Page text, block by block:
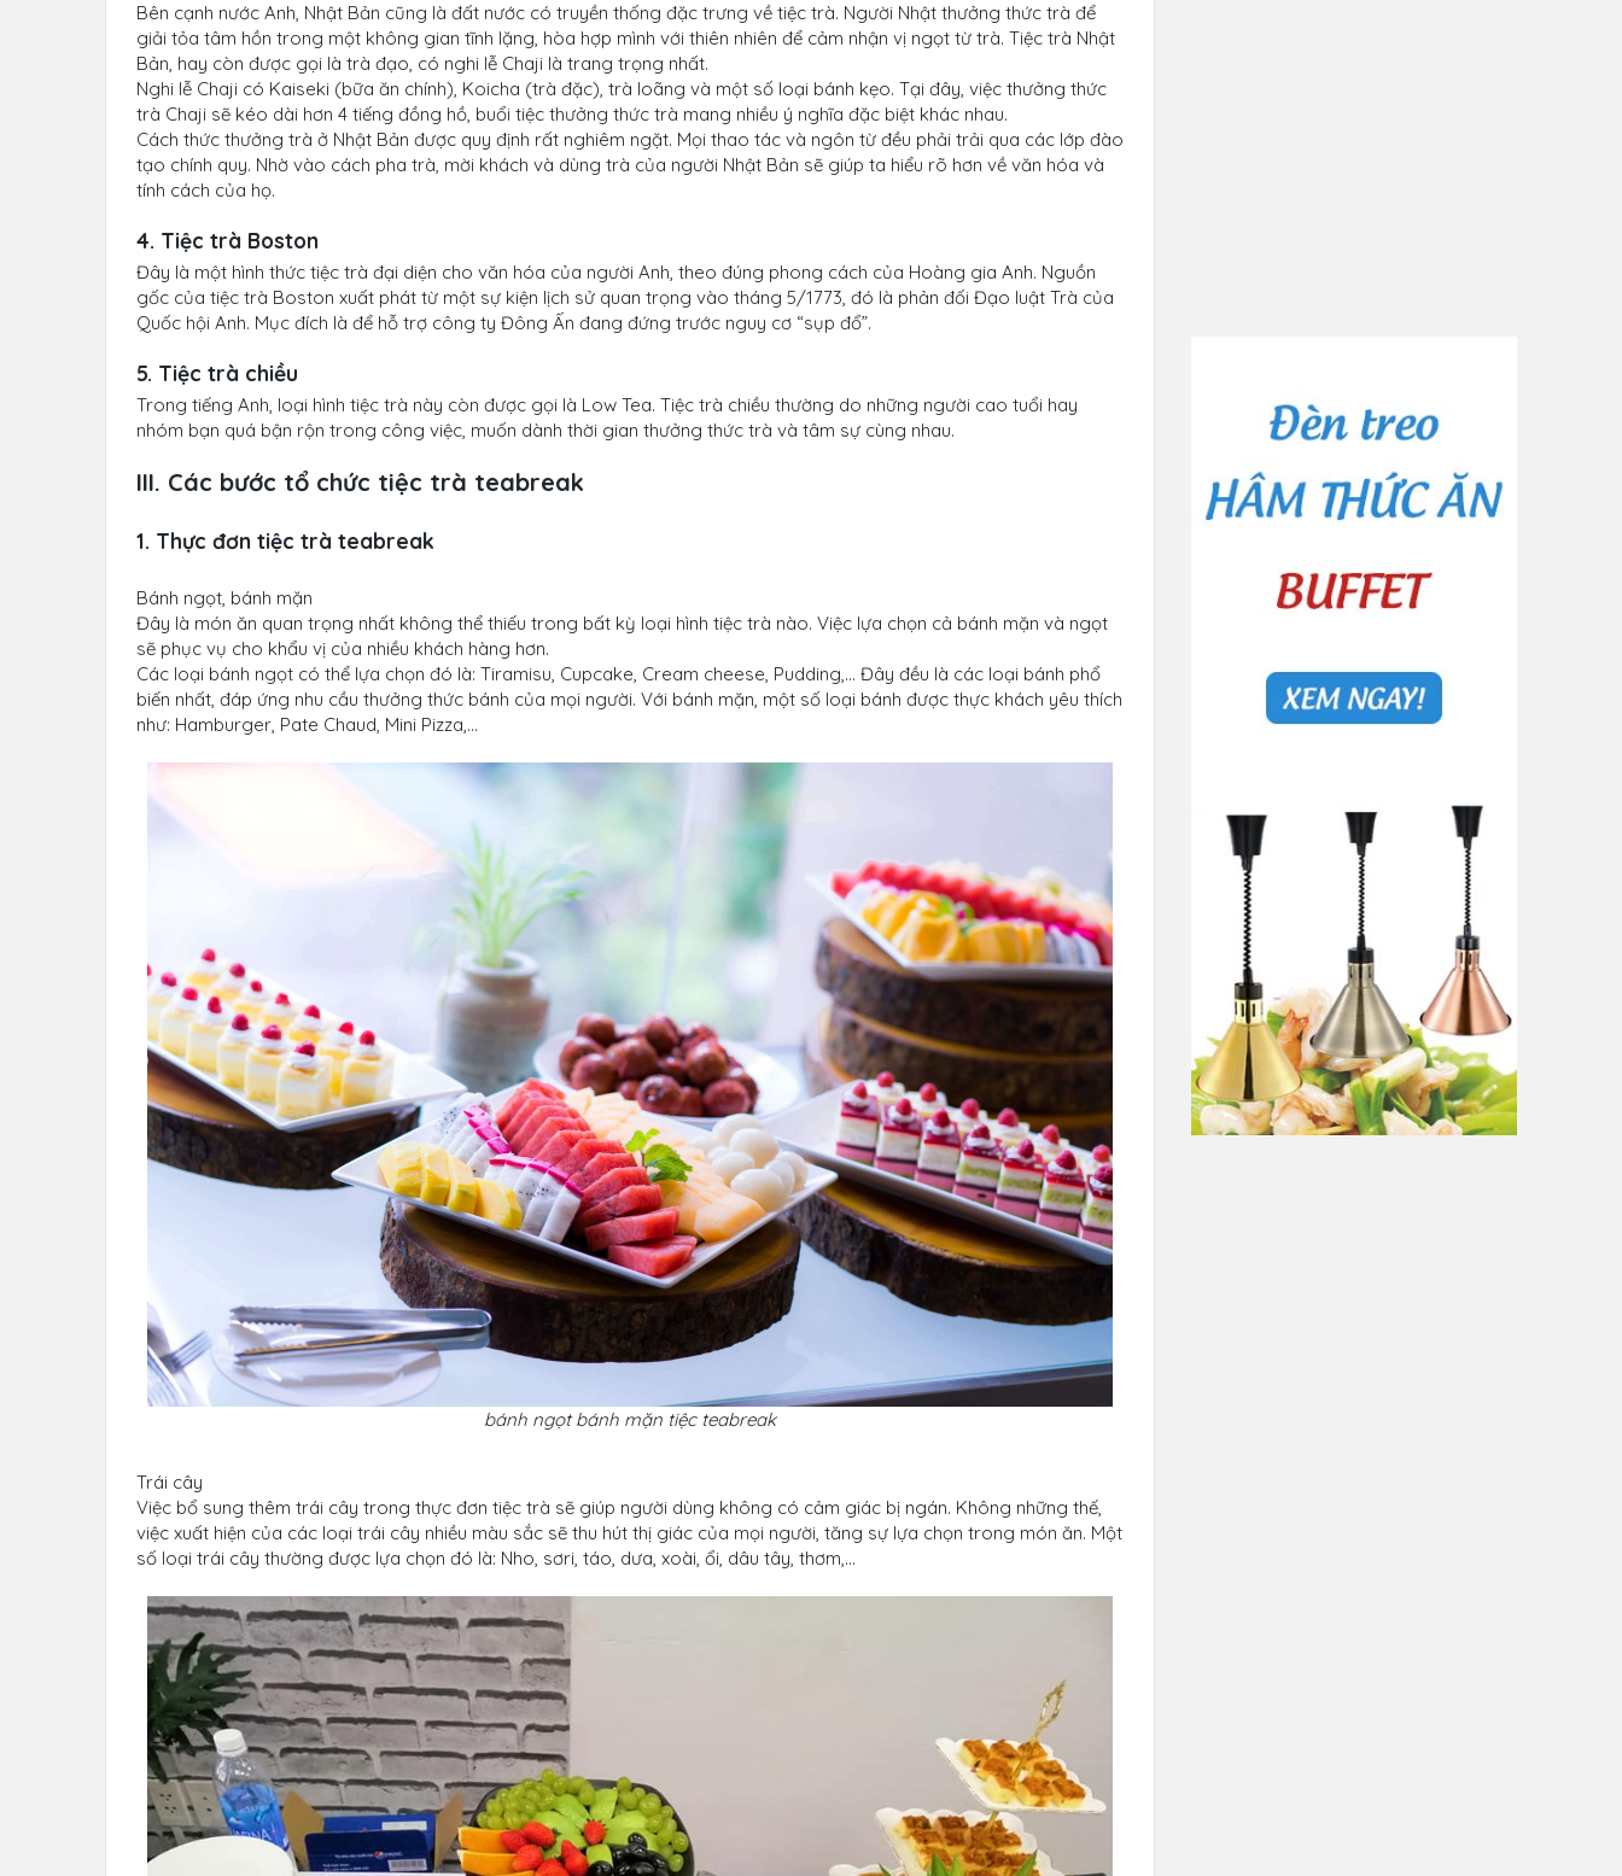
Bên cạnh nước Anh, Nhật Bản cũng là đất nước có truyền thống đặc trưng về tiệc trà. Người Nhật thưởng thức trà để
giải tỏa tâm hồn trong một không gian tĩnh lặng, hòa hợp mình với thiên nhiên để cảm nhận vị ngọt từ trà. Tiệc trà Nhật
Bản, hay còn được gọi là trà đạo, có nghi lễ Chaji là trang trọng nhất.
Nghi lễ Chaji có Kaiseki (bữa ăn chính), Koicha (trà đặc), trà loãng và một số loại bánh kẹo. Tại đây, việc thưởng thức
trà Chaji sẽ kéo dài hơn 4 tiếng đồng hồ, buổi tiệc thưởng thức trà mang nhiều ý nghĩa đặc biệt khác nhau.
Cách thức thưởng trà ở Nhật Bản được quy định rất nghiêm ngặt. Mọi thao tác và ngôn từ đều phải trải qua các lớp đào
tạo chính quy. Nhờ vào cách pha trà, mời khách và dùng trà của người Nhật Bản sẽ giúp ta hiểu rõ hơn về văn hóa và
tính cách của họ.
4. Tiệc trà Boston
Đây là một hình thức tiệc trà đại diện cho văn hóa của người Anh, theo đúng phong cách của Hoàng gia Anh. Nguồn
gốc của tiệc trà Boston xuất phát từ một sự kiện lịch sử quan trọng vào tháng 5/1773, đó là phản đối Đạo luật Trà của
Quốc hội Anh. Mục đích là để hỗ trợ công ty Đông Ấn đang đứng trước nguy cơ “sụp đổ”.
5. Tiệc trà chiều
Trong tiếng Anh, loại hình tiệc trà này còn được gọi là Low Tea. Tiệc trà chiều thường do những người cao tuổi hay
nhóm bạn quá bận rộn trong công việc, muốn dành thời gian thưởng thức trà và tâm sự cùng nhau.
III. Các bước tổ chức tiệc trà teabreak
1. Thực đơn tiệc trà teabreak
Bánh ngọt, bánh mặn
Đây là món ăn quan trọng nhất không thể thiếu trong bất kỳ loại hình tiệc trà nào. Việc lựa chọn cả bánh mặn và ngọt
sẽ phục vụ cho khẩu vị của nhiều khách hàng hơn.
Các loại bánh ngọt có thể lựa chọn đó là: Tiramisu, Cupcake, Cream cheese, Pudding,… Đây đều là các loại bánh phổ
biến nhất, đáp ứng nhu cầu thưởng thức bánh của mọi người. Với bánh mặn, một số loại bánh được thực khách yêu thích
như: Hamburger, Pate Chaud, Mini Pizza,...
bánh ngọt bánh mặn tiệc teabreak
Trái cây
Việc bổ sung thêm trái cây trong thực đơn tiệc trà sẽ giúp người dùng không có cảm giác bị ngán. Không những thế,
việc xuất hiện của các loại trái cây nhiều màu sắc sẽ thu hút thị giác của mọi người, tăng sự lựa chọn trong món ăn. Một
số loại trái cây thường được lựa chọn đó là: Nho, sơri, táo, dưa, xoài, ổi, dâu tây, thơm,...